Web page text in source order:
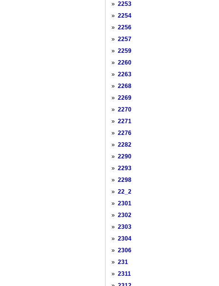
» 2253
» 2254
» 2256
» 2257
» 2259
» 2260
» 2263
» 2268
» 2269
» 2270
» 2271
» 2276
» 2282
» 2290
» 2293
» 2298
» 22_2
» 2301
» 2302
» 2303
» 2304
» 2306
» 231
» 2311